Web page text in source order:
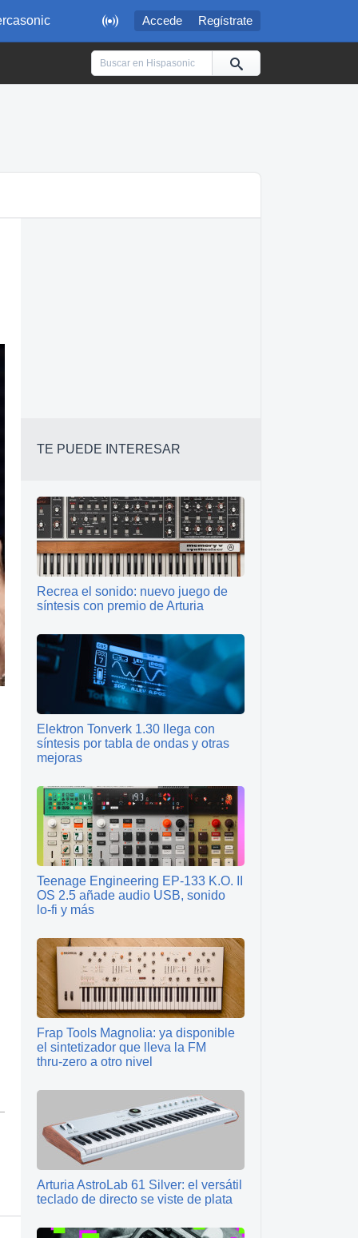
 Accede Regístrate
TE PUEDE INTERESAR
Recrea el sonido: nuevo juego de
síntesis con premio de Arturia
Elektron Tonverk 1.30 llega con
síntesis por tabla de ondas y otras
mejoras
Teenage Engineering EP‑133 K.O. II
OS 2.5 añade audio USB, sonido
lo‑fi y más
Frap Tools Magnolia: ya disponible
el sintetizador que lleva la FM
thru‑zero a otro nivel
Arturia AstroLab 61 Silver: el versátil
teclado de directo se viste de plata